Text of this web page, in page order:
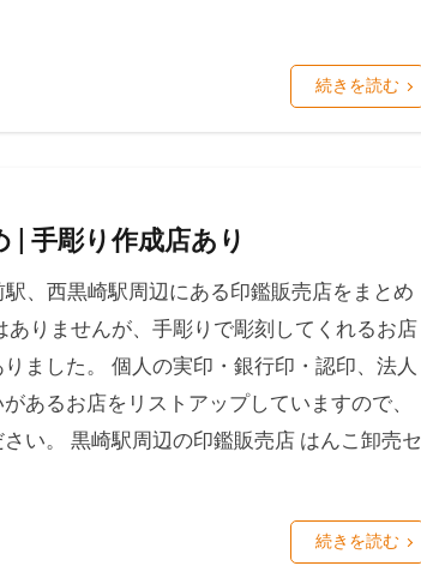
続きを読む
| 手彫り作成店あり
、西黒崎駅周辺にある印鑑販売店をまとめ
りませんが、手彫りで彫刻してくれるお店
ました。 個人の実印・銀行印・認印、法人
あるお店をリストアップしていますので、
い。 黒崎駅周辺の印鑑販売店 はんこ卸売セ
続きを読む